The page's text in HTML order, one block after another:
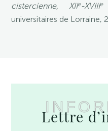
cistercienne, XIIe-XVIIIe
universitaires de Lorraine,
Lettre